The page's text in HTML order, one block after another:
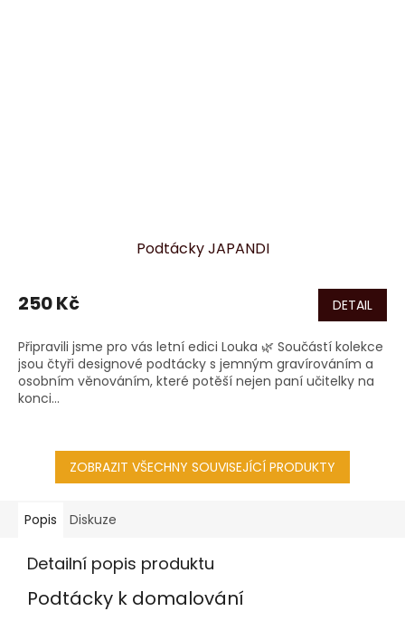
Podtácky JAPANDI
250 Kč DETAIL
Připravili jsme pro vás letní edici Louka 🌿 Součástí kolekce
jsou čtyři designové podtácky s jemným gravírováním a
osobním věnováním, které potěší nejen paní učitelky na
konci...
ZOBRAZIT VŠECHNY SOUVISEJÍCÍ PRODUKTY
Popis Diskuze
Detailní popis produktu
Podtácky k domalování